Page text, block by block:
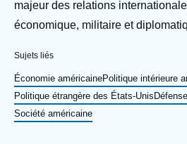
Analyses
Événements
À propos de l'Ifri
L'Ifri en bref
majeur des relations
économique, militaire et
Sujets liés
Économie américainePolitique intérieure
Politique étrangère des États-Unis
Société américaine